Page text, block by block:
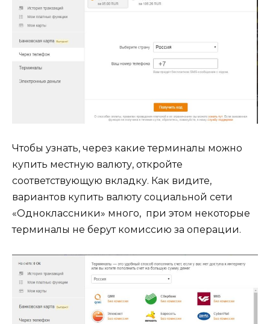
Чтобы узнать, через какие терминалы можно
купить местную валюту, откройте
соответствующую вкладку. Как видите,
вариантов купить валюту социальной сети
«Одноклассники» много, при этом некоторые
терминалы не берут комиссию за операции.